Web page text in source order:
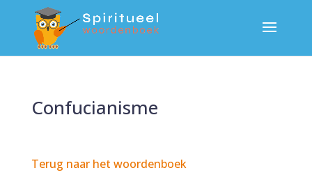
Confucianisme
Terug naar het woordenboek